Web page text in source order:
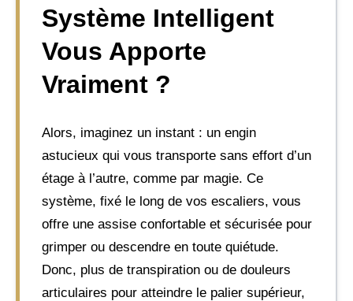
Système Intelligent
Vous Apporte
Vraiment ?
Alors, imaginez un instant : un engin
astucieux qui vous transporte sans effort d’un
étage à l’autre, comme par magie. Ce
système, fixé le long de vos escaliers, vous
offre une assise confortable et sécurisée pour
grimper ou descendre en toute quiétude.
Donc, plus de transpiration ou de douleurs
articulaires pour atteindre le palier supérieur,